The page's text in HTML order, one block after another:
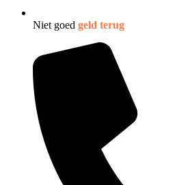
Niet goed geld terug